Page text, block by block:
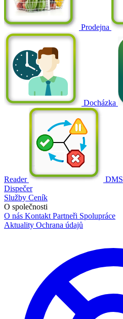
Prodejna
Docházka
Reader
DMS
Dispečer
Služby Ceník
O společnosti
O nás Kontakt Partneři Spolupráce
Aktuality Ochrana údajů